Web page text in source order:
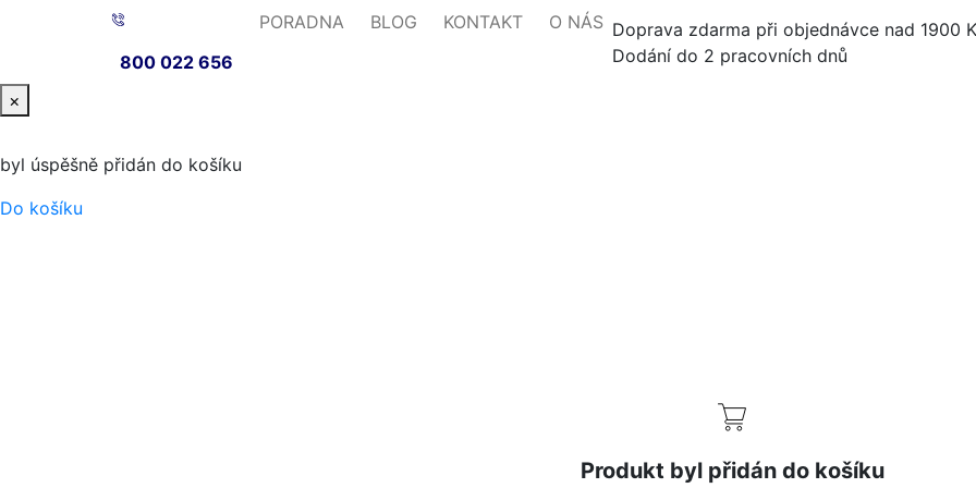
800 022 656
PORADNA BLOG KONTAKT O NÁS Doprava zdarma při objednávce nad 1900
Dodání do 2 pracovních dnů
×
byl úspěšně přidán do košíku
Do košíku
Produkt byl přidán do košíku